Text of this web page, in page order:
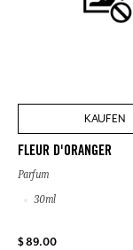
KAUFEN
FLEUR D'ORANGER
Parfum
30ml
$ 89.00